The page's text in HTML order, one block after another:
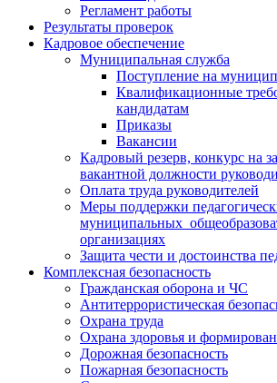
Регламент работы
Результаты проверок
Кадровое обеспечение
Муниципальная служба
Поступление на
Квалификационные
кандидатам
Приказы
Вакансии
Кадровый резерв, конкурс на
вакантной должности
Оплата труда руководителей
Меры поддержки
муниципальных
организациях
Защита чести и достоинства
Комплексная безопасность
Гражданская оборона и ЧС
Антитеррористическая
Охрана труда
Охрана здоровья и
Дорожная безопасность
Пожарная безопасность